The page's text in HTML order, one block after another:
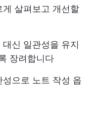
살펴보고 개선할
신 일관성을 유지
장려합니다
으로 노트 작성 옵